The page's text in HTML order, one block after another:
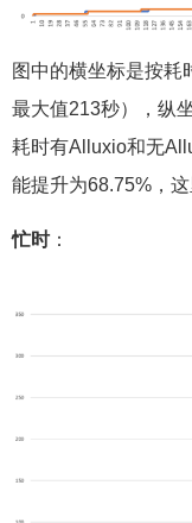
图中的横坐标是按耗
最大值213秒），纵
耗时有Alluxio和无
能提升为68.75%，
忙时